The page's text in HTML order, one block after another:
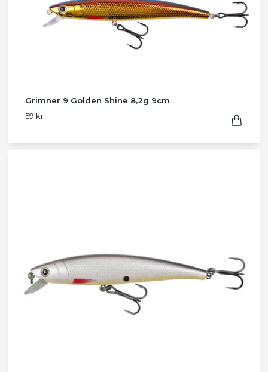
Grimner 9 Golden Shine 8,2g 9cm
59 kr